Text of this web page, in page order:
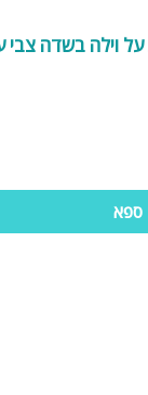
וילה בשדה
ספא